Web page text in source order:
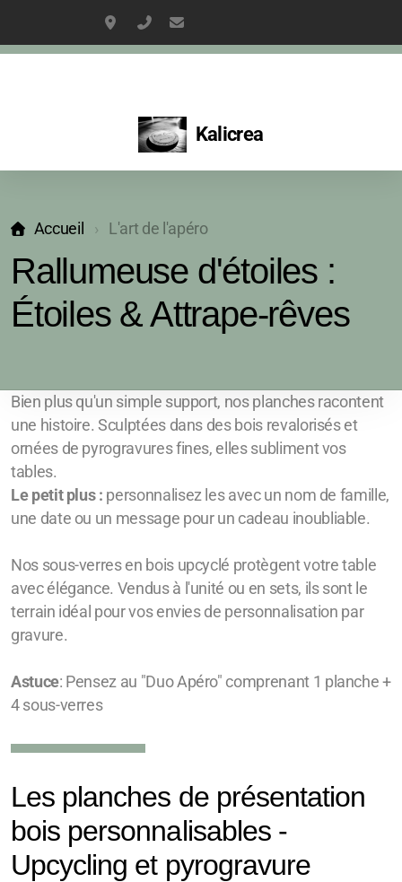
2237 Av Guillaume Dulac, La Ciotat
06 15 51 82 64
Kalicrea
Accueil L'art de l'apéro
Rallumeuse d'étoiles :
Étoiles & Attrape-rêves
Bien plus qu'un simple support, nos planches racontent
une histoire. Sculptées dans des bois revalorisés et
ornées de pyrogravures fines, elles subliment vos
tables.
Le petit plus : personnalisez les avec un nom de famille,
une date ou un message pour un cadeau inoubliable.
Nos sous-verres en bois upcyclé protègent votre table
avec élégance. Vendus à l'unité ou en sets, ils sont le
terrain idéal pour vos envies de personnalisation par
gravure.
Astuce: Pensez au "Duo Apéro" comprenant 1 planche +
4 sous-verres
Les planches de présentation
bois personnalisables -
Upcycling et pyrogravure
meubles relookés
L'art de l'apéro
Soliflore & Fleurs éternelles
Bijoux et Porte-bijoux
L'art de nommer
Noël au naturel
Porte clés, porte Gris-Gris